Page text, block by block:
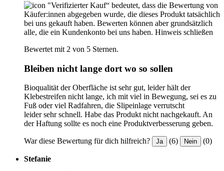
"Verifizierter Kauf“ bedeutet, dass die Bewertung von
Käufer:innen abgegeben wurde, die dieses Produkt tatsächlich
bei uns gekauft haben. Bewerten können aber grundsätzlich
alle, die ein Kundenkonto bei uns haben. Hinweis schließen
Bewertet mit 2 von 5 Sternen.
Bleiben nicht lange dort wo so sollen
Bioqualität der Oberfläche ist sehr gut, leider hält der
Klebestreifen nicht lange, ich mit viel in Bewegung, sei es zu
Fuß oder viel Radfahren, die Slipeinlage verrutscht
leider sehr schnell. Habe das Produkt nicht nachgekauft. An
der Haftung sollte es noch eine Produktverbesserung geben.
War diese Bewertung für dich hilfreich? Ja (6) Nein (0)
Stefanie